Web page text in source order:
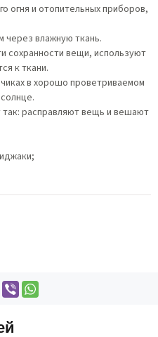
огня и отопительных приборов,
через влажную ткань.
сохранности вещи, используют
к ткани.
в хорошо проветриваемом
расправляют вещь и вешают